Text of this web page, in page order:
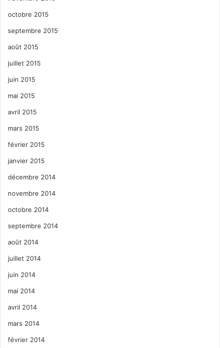
octobre 2015
septembre 2015
août 2015
juillet 2015
juin 2015
mai 2015
avril 2015
mars 2015
février 2015
janvier 2015
décembre 2014
novembre 2014
octobre 2014
septembre 2014
août 2014
juillet 2014
juin 2014
mai 2014
avril 2014
mars 2014
février 2014